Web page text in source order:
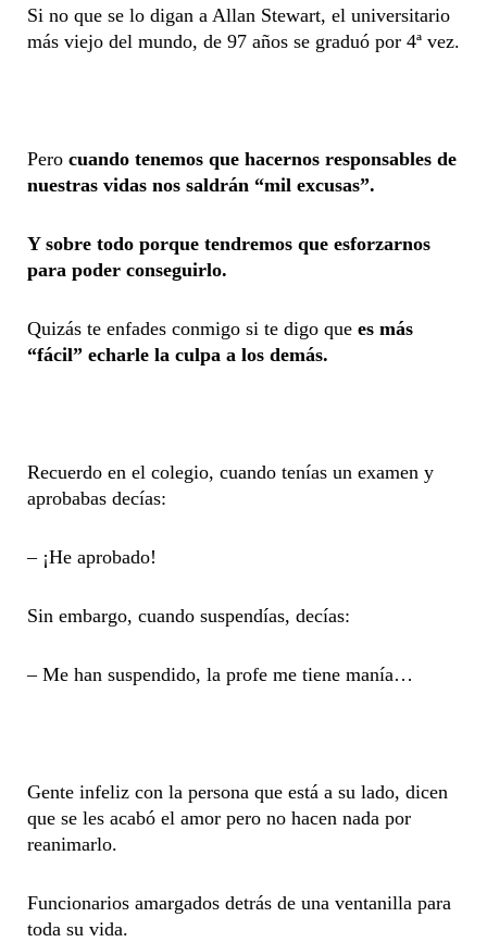
Si no que se lo digan a Allan Stewart, el universitario
más viejo del mundo, de 97 años se graduó por 4ª vez.
Pero cuando tenemos que hacernos responsables de
nuestras vidas nos saldrán “mil excusas”.
Y sobre todo porque tendremos que esforzarnos
para poder conseguirlo.
Quizás te enfades conmigo si te digo que es más
“fácil” echarle la culpa a los demás.
Recuerdo en el colegio, cuando tenías un examen y
aprobabas decías:
– ¡He aprobado!
Sin embargo, cuando suspendías, decías:
– Me han suspendido, la profe me tiene manía…
Gente infeliz con la persona que está a su lado, dicen
que se les acabó el amor pero no hacen nada por
reanimarlo.
Funcionarios amargados detrás de una ventanilla para
toda su vida.